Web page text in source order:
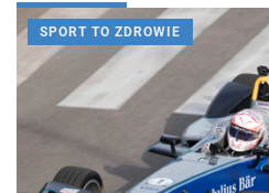
SPORT TO ZDROWIE